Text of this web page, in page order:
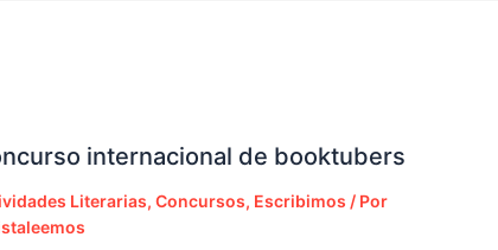
internacional de booktubers
Literarias,Concursos, Escribimos / Por